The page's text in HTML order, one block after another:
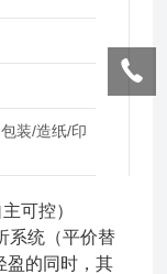
装/造纸/印
可控）
系统（平价替
盈的同时，其